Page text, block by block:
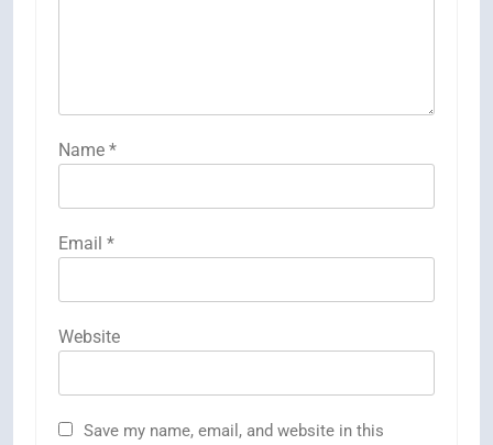
Name *
Email *
Website
Save my name, email, and website in this